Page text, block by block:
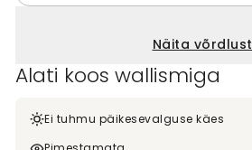
Näita võrdlust
Alati koos wallismiga
Ei tuhmu päikesevalguse käes